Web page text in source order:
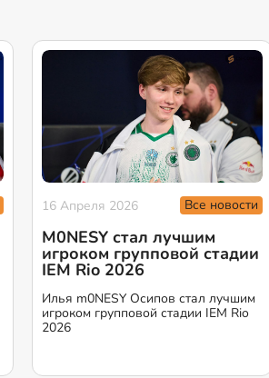
16 Апреля 2026 Все новости
M0NESY стал лучшим
игроком групповой стадии
IEM Rio 2026
Илья m0NESY Осипов стал лучшим
игроком групповой стадии IEM Rio
2026